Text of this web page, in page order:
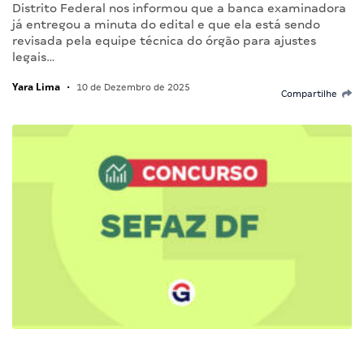
Distrito Federal nos informou que a banca examinadora
já entregou a minuta do edital e que ela está sendo
revisada pela equipe técnica do órgão para ajustes
legais…
Yara Lima • 10 de Dezembro de 2025
Compartilhe